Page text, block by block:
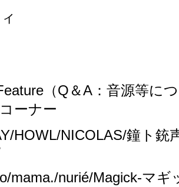
（Q ＆A ：音源等に
ーナー
HOWL/NICOLAS/鐘ト銃
mama./nurié/Magick-マギ